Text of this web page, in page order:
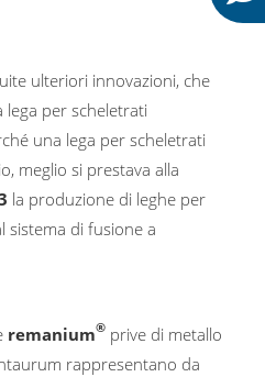
ulteriori innovazioni, che
lega per scheletrati
una lega per scheletrati
meglio si prestava alla
la produzione di leghe per
sistema di fusione a
remanium® prive di metallo
rappresentano da